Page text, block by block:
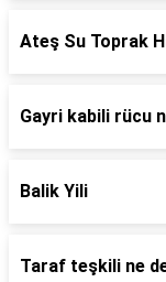
Ateş Su Toprak
Gayri kabili rücu
Balik Yili
Taraf teşkili ne